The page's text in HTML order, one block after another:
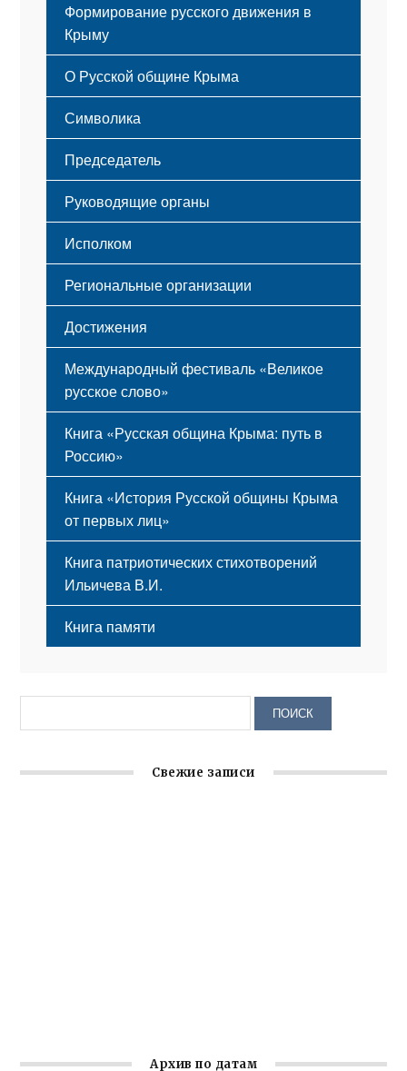
Формирование русского движения в
Крыму
Русский Крым
О Русской общине Крыма
Этапы становления
Принципы деятельности
Структура
Мероприятия
Символика
Флаг
Герб
Гимн
Председатель
Руководящие органы
Исполком
Региональные организации
Достижения
Международный фестиваль «Великое
русское слово»
Книга «Русская община Крыма: путь в
Россию»
Книга «История Русской общины Крыма
от первых лиц»
Книга патриотических стихотворений
Ильичева В.И.
Книга памяти
Свежие записи
Архив по датам